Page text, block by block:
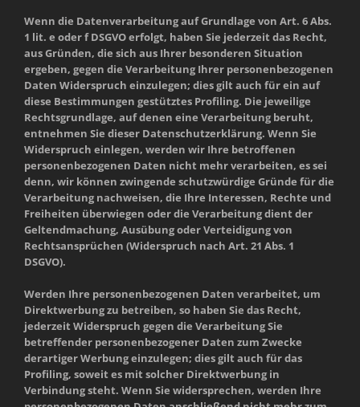
Wenn die Datenverarbeitung auf Grundlage von Art. 6 Abs.
1 lit. e oder f DSGVO erfolgt, haben Sie jederzeit das Recht,
aus Gründen, die sich aus Ihrer besonderen Situation
ergeben, gegen die Verarbeitung Ihrer personenbezogenen
Daten Widerspruch einzulegen; dies gilt auch für ein auf
diese Bestimmungen gestütztes Profiling. Die jeweilige
Rechtsgrundlage, auf denen eine Verarbeitung beruht,
entnehmen Sie dieser Datenschutzerklärung. Wenn Sie
Widerspruch einlegen, werden wir Ihre betroffenen
personenbezogenen Daten nicht mehr verarbeiten, es sei
denn, wir können zwingende schutzwürdige Gründe für die
Verarbeitung nachweisen, die Ihre Interessen, Rechte und
Freiheiten überwiegen oder die Verarbeitung dient der
Geltendmachung, Ausübung oder Verteidigung von
Rechtsansprüchen (Widerspruch nach Art. 21 Abs. 1
DSGVO).
Werden Ihre personenbezogenen Daten verarbeitet, um
Direktwerbung zu betreiben, so haben Sie das Recht,
jederzeit Widerspruch gegen die Verarbeitung Sie
betreffender personenbezogener Daten zum Zwecke
derartiger Werbung einzulegen; dies gilt auch für das
Profiling, soweit es mit solcher Direktwerbung in
Verbindung steht. Wenn Sie widersprechen, werden Ihre